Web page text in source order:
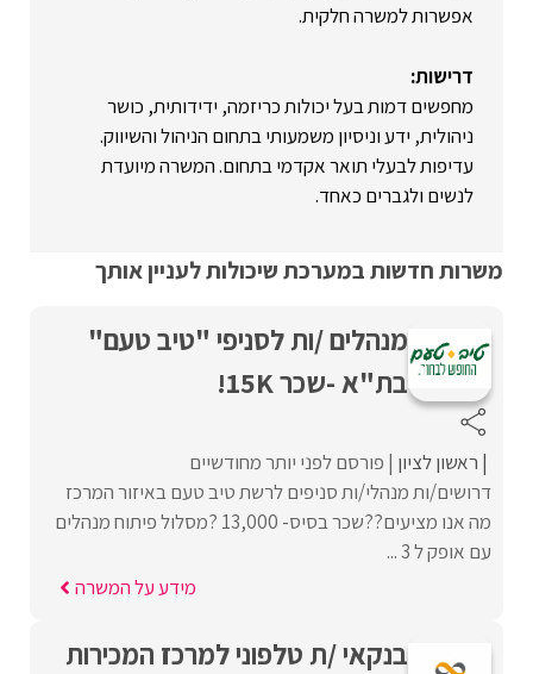
אפשרות למשרה חלקית.
דרישות:
מחפשים דמות בעל יכולות כריזמה, ידידותית, כושר
ניהולית, ידע וניסיון משמעותי בתחום הניהול והשיווק.
עדיפות לבעלי תואר אקדמי בתחום. המשרה מיועדת
לנשים ולגברים כאחד.
משרות חדשות במערכת שיכולות לעניין אותך
מנהלים /ות לסניפי "טיב טעם"
בת"א -שכר 15K!
ראשון לציון פורסם לפני יותר מחודשיים
דרושים/ות מנהלי/ות סניפים לרשת טיב טעם באיזור המרכז
מה אנו מציעים??שכר בסיס- 13,000 ?מסלול פיתוח מנהלים
עם אופק ל 3 ...
מידע על המשרה
בנקאי /ת טלפוני למרכז המכירות